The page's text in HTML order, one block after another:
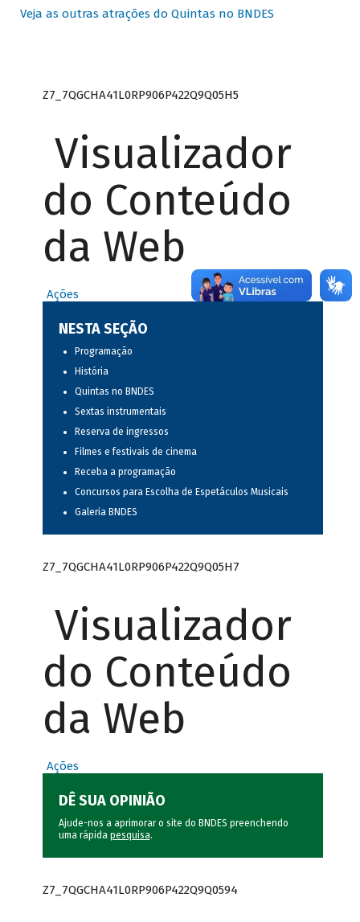
Veja as outras atrações do Quintas no BNDES
Z7_7QGCHA41L0RP906P422Q9Q05H5
Visualizador
do Conteúdo
da Web
Ações
NESTA SEÇÃO
Programação
História
Quintas no BNDES
Sextas instrumentais
Reserva de ingressos
Filmes e festivais de cinema
Receba a programação
Concursos para Escolha de Espetáculos Musicais
Galeria BNDES
Z7_7QGCHA41L0RP906P422Q9Q05H7
Visualizador
do Conteúdo
da Web
Ações
DÊ SUA OPINIÃO
Ajude-nos a aprimorar o site do BNDES preenchendo
uma rápida pesquisa.
Z7_7QGCHA41L0RP906P422Q9Q0594